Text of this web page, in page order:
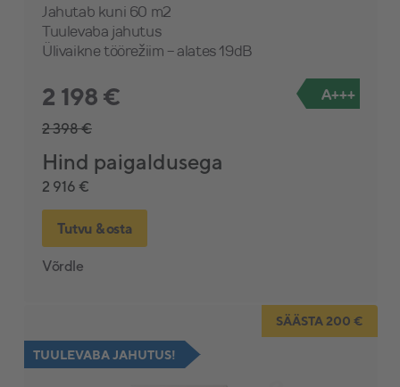
Jahutab kuni 60 m2
Tuulevaba jahutus
Ülivaikne töörežiim - alates 19dB
2 198 €
2 398 €
Hind paigaldusega
2 916 €
A+++
Tutvu & osta
Võrdle
SÄÄSTA 200 €
TUULEVABA JAHUTUS!